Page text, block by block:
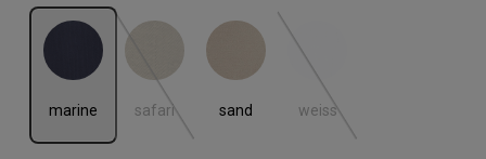
marine
marine
safari
safari
(Diese Option ist zurzeit nicht verfügbar.)
sand
sand
weiss
weiss
(Diese Option ist zurzeit